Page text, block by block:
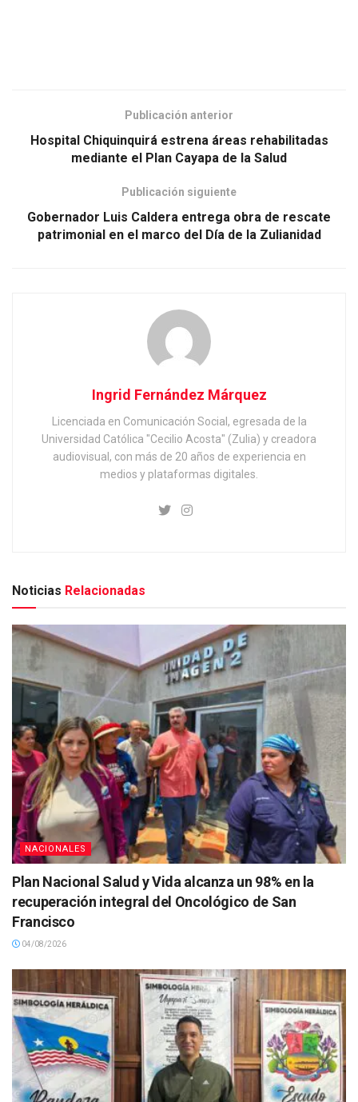
Publicación anterior
Hospital Chiquinquirá estrena áreas rehabilitadas
mediante el Plan Cayapa de la Salud
Publicación siguiente
Gobernador Luis Caldera entrega obra de rescate
patrimonial en el marco del Día de la Zulianidad
Ingrid Fernández Márquez
Licenciada en Comunicación Social, egresada de la
Universidad Católica "Cecilio Acosta" (Zulia) y creadora
audiovisual, con más de 20 años de experiencia en
medios y plataformas digitales.
Noticias Relacionadas
NACIONALES
Plan Nacional Salud y Vida alcanza un 98% en la
recuperación integral del Oncológico de San
Francisco
04/08/2026